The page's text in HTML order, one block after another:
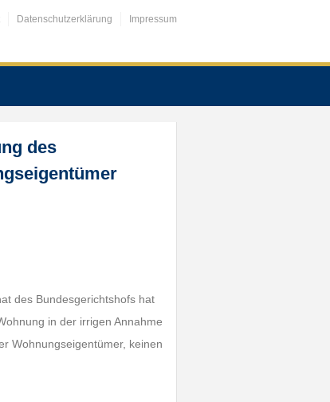
Datenschutzerklärung Impressum
des
des Bundesgerichtshofs hat
in der irrigen Annahme
Wohnungseigentümer, keinen